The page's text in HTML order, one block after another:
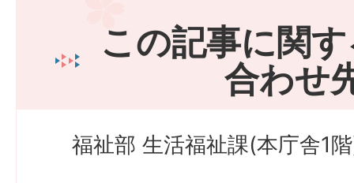
この記事に関
合わせ
福祉部 生活福祉課(本庁舎1